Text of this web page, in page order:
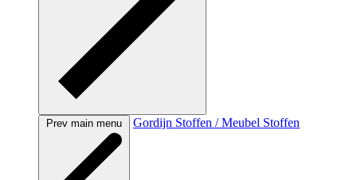
Prev main menu Gordijn Stoffen / Meubel Stoffen